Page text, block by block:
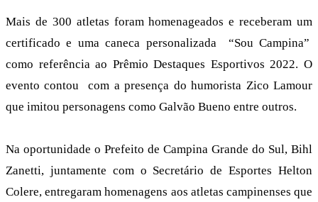
Mais de 300 atletas foram homenageados e receberam um
certificado e uma caneca personalizada “Sou Campina”
como referência ao Prêmio Destaques Esportivos 2022. O
evento contou com a presença do humorista Zico Lamour
que imitou personagens como Galvão Bueno entre outros.
Na oportunidade o Prefeito de Campina Grande do Sul, Bihl
Zanetti, juntamente com o Secretário de Esportes Helton
Colere, entregaram homenagens aos atletas campinenses que